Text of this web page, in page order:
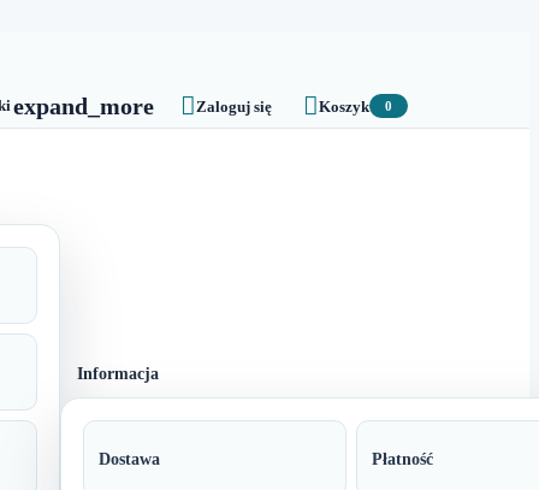
expand_more  Zaloguj się Koszyk 0
Informacja
Dostawa Płatność